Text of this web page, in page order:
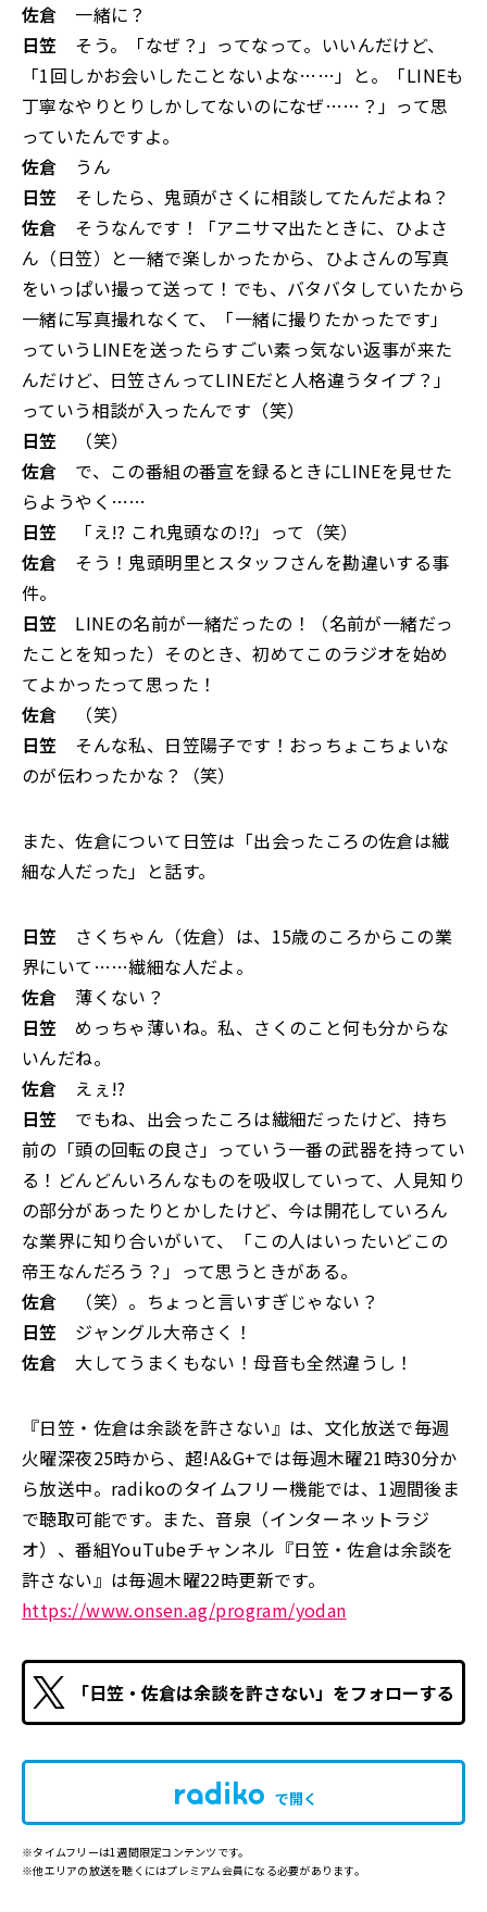
佐倉 一緒に？
日笠 そう。「なぜ？」ってなって。いいんだけど、
「1回しかお会いしたことないよな……」と。「LINEも
丁寧なやりとりしかしてないのになぜ……？」って思
っていたんですよ。
佐倉 うん
日笠 そしたら、鬼頭がさくに相談してたんだよね？
佐倉 そうなんです！「アニサマ出たときに、ひよさ
ん（日笠）と一緒で楽しかったから、ひよさんの写真
をいっぱい撮って送って！でも、バタバタしていたから
一緒に写真撮れなくて、「一緒に撮りたかったです」
っていうLINEを送ったらすごい素っ気ない返事が来た
んだけど、日笠さんってLINEだと人格違うタイプ？」
っていう相談が入ったんです（笑）
日笠 （笑）
佐倉 で、この番組の番宣を録るときにLINEを見せた
らようやく……
日笠 「え!? これ鬼頭なの!?」って（笑）
佐倉 そう！鬼頭明里とスタッフさんを勘違いする事
件。
日笠 LINEの名前が一緒だったの！（名前が一緒だっ
たことを知った）そのとき、初めてこのラジオを始め
てよかったって思った！
佐倉 （笑）
日笠 そんな私、日笠陽子です！おっちょこちょいな
のが伝わったかな？（笑）
また、佐倉について日笠は「出会ったころの佐倉は繊
細な人だった」と話す。
日笠 さくちゃん（佐倉）は、15歳のころからこの業
界にいて……繊細な人だよ。
佐倉 薄くない？
日笠 めっちゃ薄いね。私、さくのこと何も分からな
いんだね。
佐倉 えぇ!?
日笠 でもね、出会ったころは繊細だったけど、持ち
前の「頭の回転の良さ」っていう一番の武器を持ってい
る！どんどんいろんなものを吸収していって、人見知り
の部分があったりとかしたけど、今は開花していろん
な業界に知り合いがいて、「この人はいったいどこの
帝王なんだろう？」って思うときがある。
佐倉 （笑）。ちょっと言いすぎじゃない？
日笠 ジャングル大帝さく！
佐倉 大してうまくもない！母音も全然違うし！
『日笠・佐倉は余談を許さない』は、文化放送で毎週
火曜深夜25時から、超!A&G+では毎週木曜21時30分か
ら放送中。radikoのタイムフリー機能では、1週間後ま
で聴取可能です。また、音泉（インターネットラジ
オ）、番組YouTubeチャンネル『日笠・佐倉は余談を
許さない』は毎週木曜22時更新です。
https://www.onsen.ag/program/yodan
「日笠・佐倉は余談を許さない」をフォローする
で開く
※タイムフリーは1週間限定コンテンツです。
※他エリアの放送を聴くにはプレミアム会員になる必要があります。